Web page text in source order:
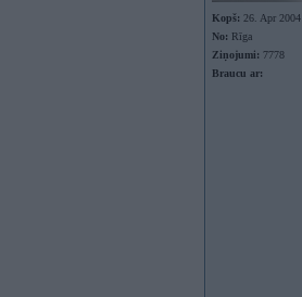
Kopš: 26. Apr 2004
No: Rīga
Ziņojumi: 7778
Braucu ar: